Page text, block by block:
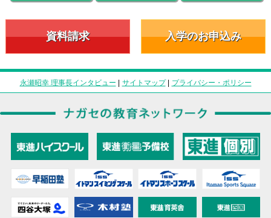
資料請求 入学のお申込み
永瀬昭幸 理事長インタビュー | サイトマップ| プライバシー・ポリシー